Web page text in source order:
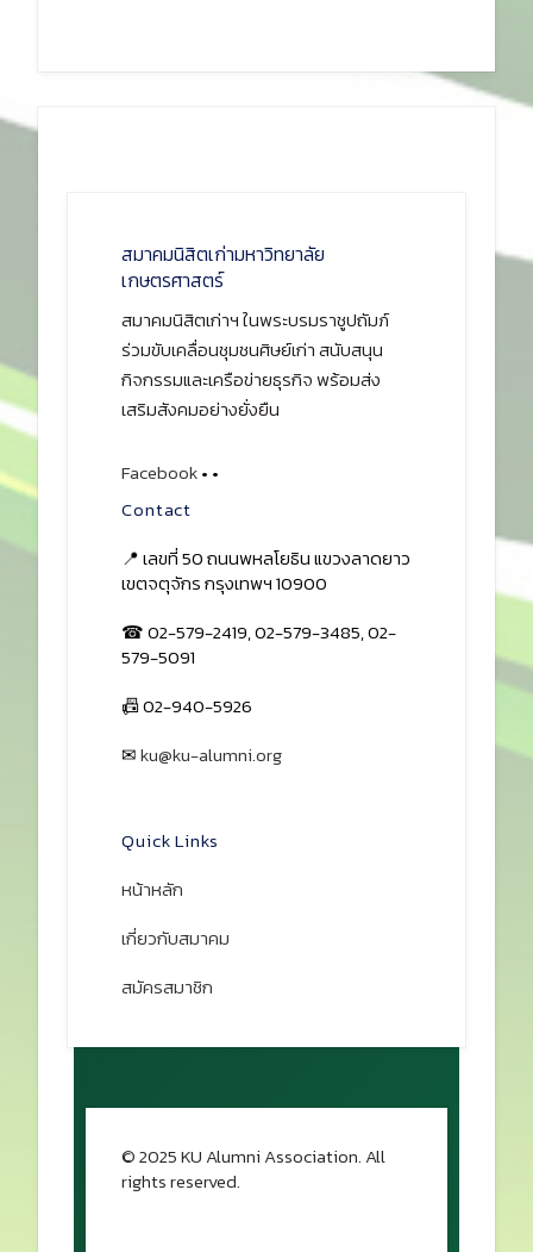
สมาคมนิสิตเก่ามหาวิทยาลัย
เกษตรศาสตร์
สมาคมนิสิตเก่าฯ ในพระบรมราชูปถัมภ์
ร่วมขับเคลื่อนชุมชนศิษย์เก่า สนับสนุน
กิจกรรมและเครือข่ายธุรกิจ พร้อมส่ง
เสริมสังคมอย่างยั่งยืน
Facebook• •
Contact
📍 เลขที่ 50 ถนนพหลโยธิน แขวงลาดยาว
เขตจตุจักร กรุงเทพฯ 10900
☎ 02-579-2419, 02-579-3485, 02-
579-5091
📠 02-940-5926
✉ku@ku-alumni.org
Quick Links
หน้าหลัก
เกี่ยวกับสมาคม
สมัครสมาชิก
© 2025 KU Alumni Association. All
rights reserved.